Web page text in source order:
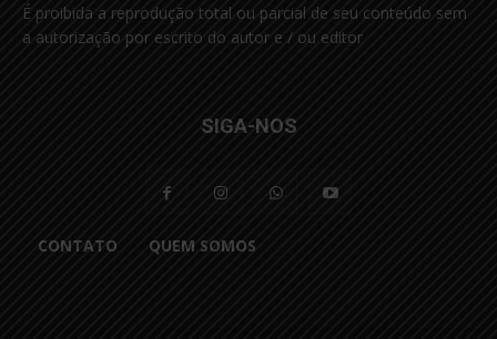
É proibida a reprodução total ou parcial de seu conteúdo sem
a autorização por escrito do autor e / ou editor
SIGA-NOS
CONTATO QUEM SOMOS